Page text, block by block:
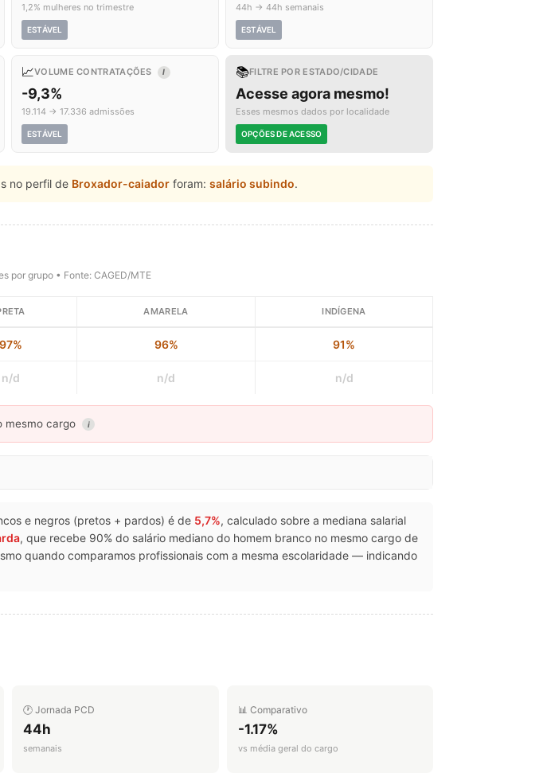
1,2% mulheres no trimestre
ESTÁVEL
44h → 44h semanais
ESTÁVEL
📈VOLUME CONTRATAÇÕES I
-9,3%
19.114 → 17.336 admissões
ESTÁVEL
📚FILTRE POR ESTADO/CIDADE
Acesse agora mesmo!
Esses mesmos dados por localidade
OPÇÕES DE ACESSO
no perfil de Broxador-caiador foram: salário subindo.
por grupo • Fonte: CAGED/MTE
AMARELA INDÍGENA
97% 96% 91%
n/d n/d n/d
mesmo cargo i
e negros (pretos + pardos) é de 5,7%, calculado sobre a mediana salarial
, que recebe 90% do salário mediano do homem branco no mesmo cargo de
quando comparamos profissionais com a mesma escolaridade — indicando
🕐 Jornada PCD
44h
semanais
📊 Comparativo
-1.17%
vs média geral do cargo